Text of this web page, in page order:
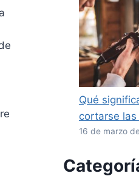
Qué
cortarse las
16 de marzo